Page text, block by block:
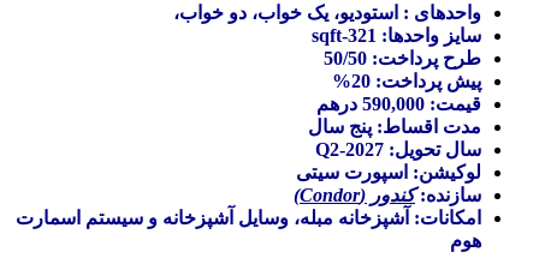
واحدهای : استودیو، یک خواب، دو خواب،
سایز واحدها: 321-sqft
طرح پرداخت: 50/50
پیش پرداخت: 20%
قیمت: 590,000 درهم
مدت اقساط: پنج سال
سال تحویل: Q2-2027
لوکیشن: اسپورت سیتی
سازنده:کندور (Condor)
امکانات: آشپزخانه مبله، وسایل آشپزخانه و سیستم اسمارت
هوم